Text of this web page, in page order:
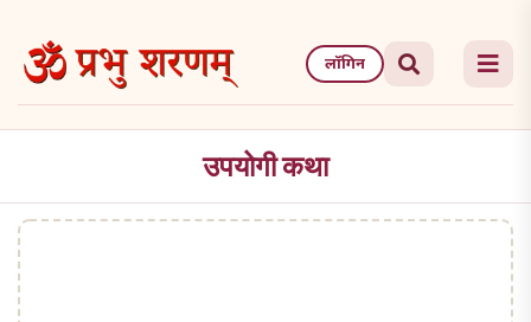
the
लॉगिन
उपयोगी कथा